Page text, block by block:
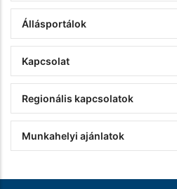
Állásportálok
Kapcsolat
Regionális kapcsolatok
Munkahelyi ajánlatok